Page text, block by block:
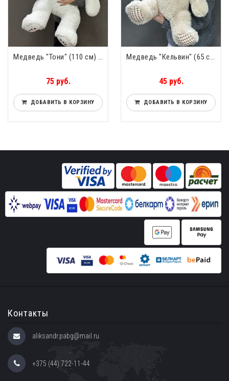
Медведь "Тони" (110 см) Сидя 60 см
75 руб.
ДОБАВИТЬ В КОРЗИНУ
Медведь "Кельвин" (65 см) Сидя 38 см
45 руб.
ДОБАВИТЬ В КОРЗИНУ
Контакты
aliksandr.pabg@mail.ru
+375 (44) 722-11-44